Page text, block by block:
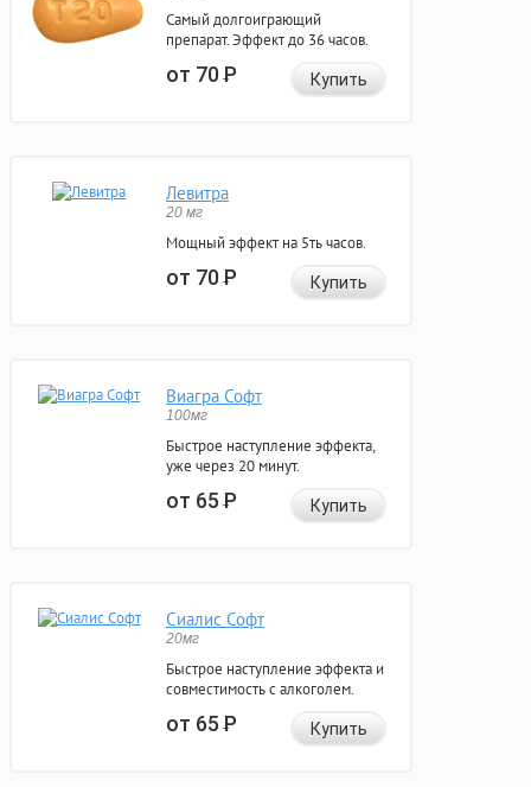
Самый долгоиграющий
препарат. Эффект до 36 часов.
от 70Р Купить
Левитра
20 мг
Мощный эффект на 5ть часов.
от 70Р Купить
Виагра Софт
100мг
Быстрое наступление эффекта,
уже через 20 минут.
от 65Р Купить
Сиалис Софт
20мг
Быстрое наступление эффекта и
совместимость с алкоголем.
от 65Р Купить